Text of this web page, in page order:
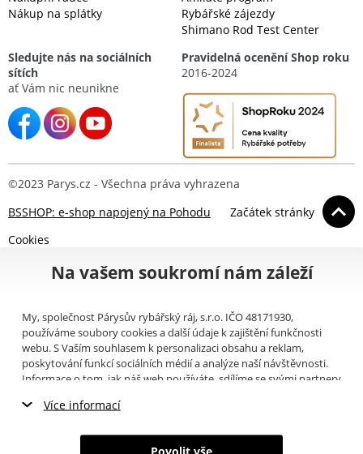
Nákup na splátky
Rybářské zájezdy
Shimano Rod Test Center
Sledujte nás na sociálních
sítích
ať Vám nic neunikne
Pravidelná ocenění Shop roku
2016-2024
©2023 Parys.cz - Všechna práva vyhrazena
BSSHOP: e-shop napojený na Pohodu
Začátek stránky
Cookies
Na vašem soukromí nám záleží
My, společnost Párysův rybářský ráj, s.r.o. IČO 48171930,
používáme soubory cookies a další údaje k zajištění funkčnosti
webu. S Vaším souhlasem k personalizaci obsahu a reklam,
poskytování funkcí sociálních médií a analýze naší návštěvnosti.
Informace o tom, jak náš web používáte, sdílíme se svými partnery
můžete přečíst, jak tyto informace Google používá. Partneři tyto
poskytli nebo které získali v důsledku toho, že používáte jejich
Více informací
Nezbytné cookies